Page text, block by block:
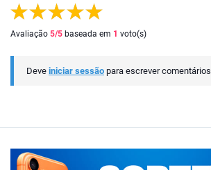
Avaliação 5/5 baseada em 1 voto(s)
Deve iniciar sessão para escrever comentários